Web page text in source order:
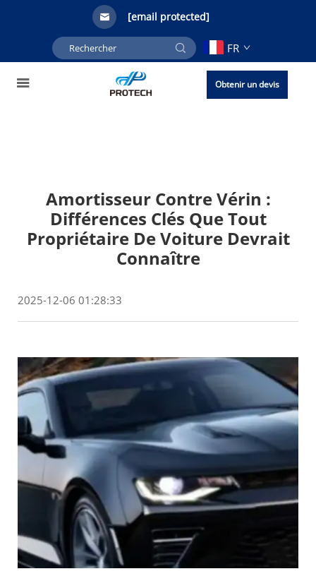
[email protected]
FR
Obtenir un devis
Amortisseur Contre Vérin :
Différences Clés Que Tout
Propriétaire De Voiture Devrait
Connaître
2025-12-06 01:28:33